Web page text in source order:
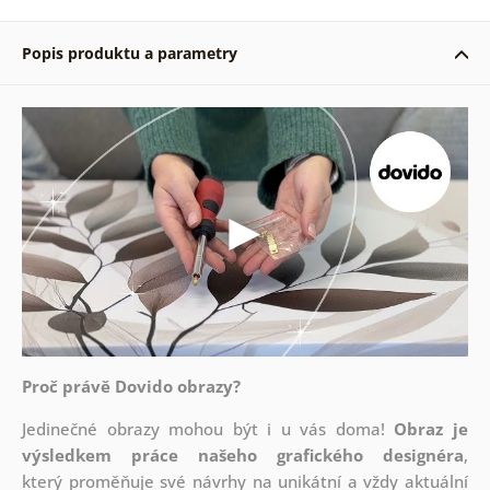
Popis produktu a parametry
Proč právě Dovido obrazy?
Jedinečné obrazy mohou být i u vás doma! Obraz je
výsledkem práce našeho grafického designéra,
který proměňuje své návrhy na unikátní a vždy aktuální